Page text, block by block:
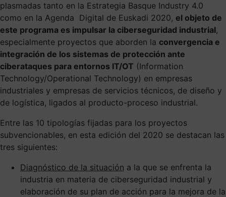
plasmadas tanto en la Estrategia Basque Industry 4.0
como en la Agenda Digital de Euskadi 2020, el objeto de
este programa es impulsar la ciberseguridad industrial,
especialmente proyectos que aborden la convergencia e
integración de los sistemas de protección ante
ciberataques para entornos IT/OT (Information
Technology/Operational Technology) en empresas
industriales y empresas de servicios técnicos, de diseño y
de logística, ligados al producto-proceso industrial.
Entre las 10 tipologías fijadas para los proyectos
subvencionables, en esta edición del 2020 se destacan las
tres siguientes:
Diagnóstico de la situación a la que se enfrenta la
industria en materia de ciberseguridad industrial y
elaboración de su plan de acción para la mejora de la